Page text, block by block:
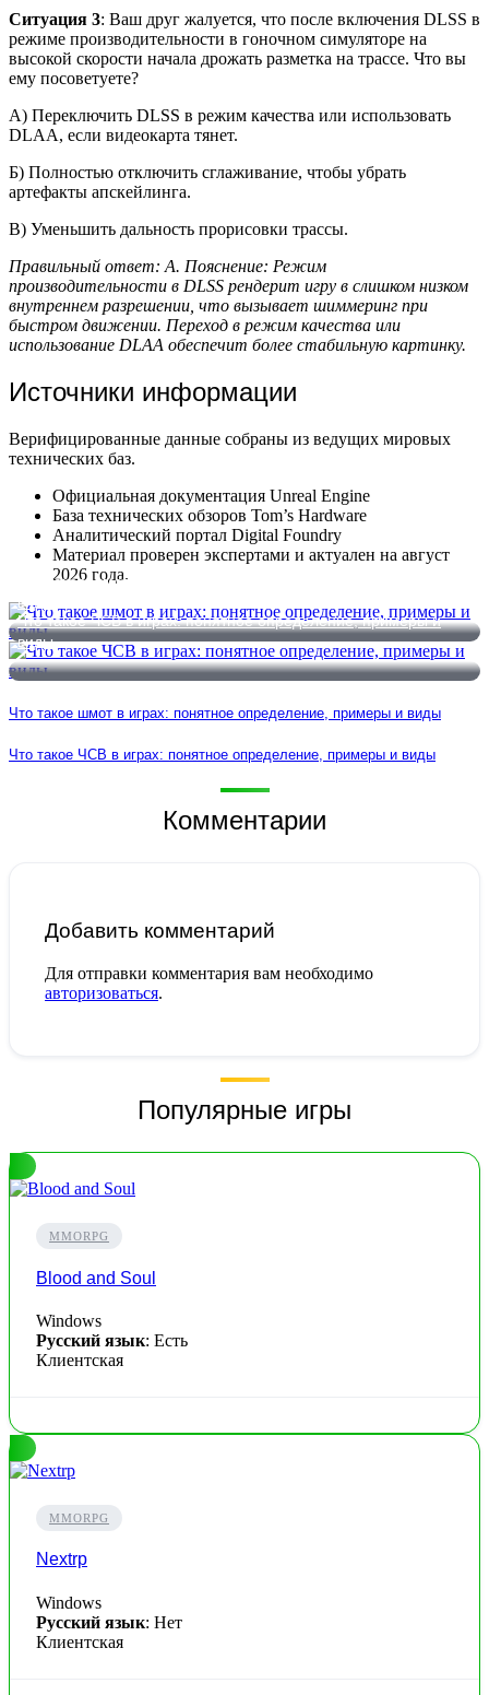
Ситуация 3: Ваш друг жалуется, что после включения DLSS в
режиме производительности в гоночном симуляторе на
высокой скорости начала дрожать разметка на трассе. Что вы
ему посоветуете?
А) Переключить DLSS в режим качества или использовать
DLAA, если видеокарта тянет.
Б) Полностью отключить сглаживание, чтобы убрать
артефакты апскейлинга.
В) Уменьшить дальность прорисовки трассы.
Правильный ответ: А. Пояснение: Режим
производительности в DLSS рендерит игру в слишком низком
внутреннем разрешении, что вызывает шиммеринг при
быстром движении. Переход в режим качества или
использование DLAA обеспечит более стабильную картинку.
Источники информации
Верифицированные данные собраны из ведущих мировых
технических баз.
Официальная документация Unreal Engine
База технических обзоров Tom’s Hardware
Аналитический портал Digital Foundry
Материал проверен экспертами и актуален на август
2026 года.
Что такое шмот в играх: понятное определение, примеры и
виды
Что такое ЧСВ в играх: понятное определение, примеры и
виды
Что такое шмот в играх: понятное определение, примеры и виды
Что такое ЧСВ в играх: понятное определение, примеры и виды
Комментарии
Добавить комментарий
Для отправки комментария вам необходимо
авторизоваться.
Популярные игры
MMORPG
Blood and Soul
Windows
Русский язык: Есть
Клиентская
MMORPG
Nextrp
Windows
Русский язык: Нет
Клиентская